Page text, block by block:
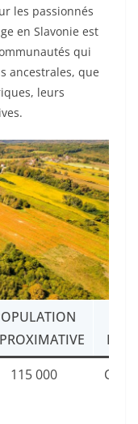
les passionnés
en Slavonie est
qui
ancestrales, que
leurs
115 000